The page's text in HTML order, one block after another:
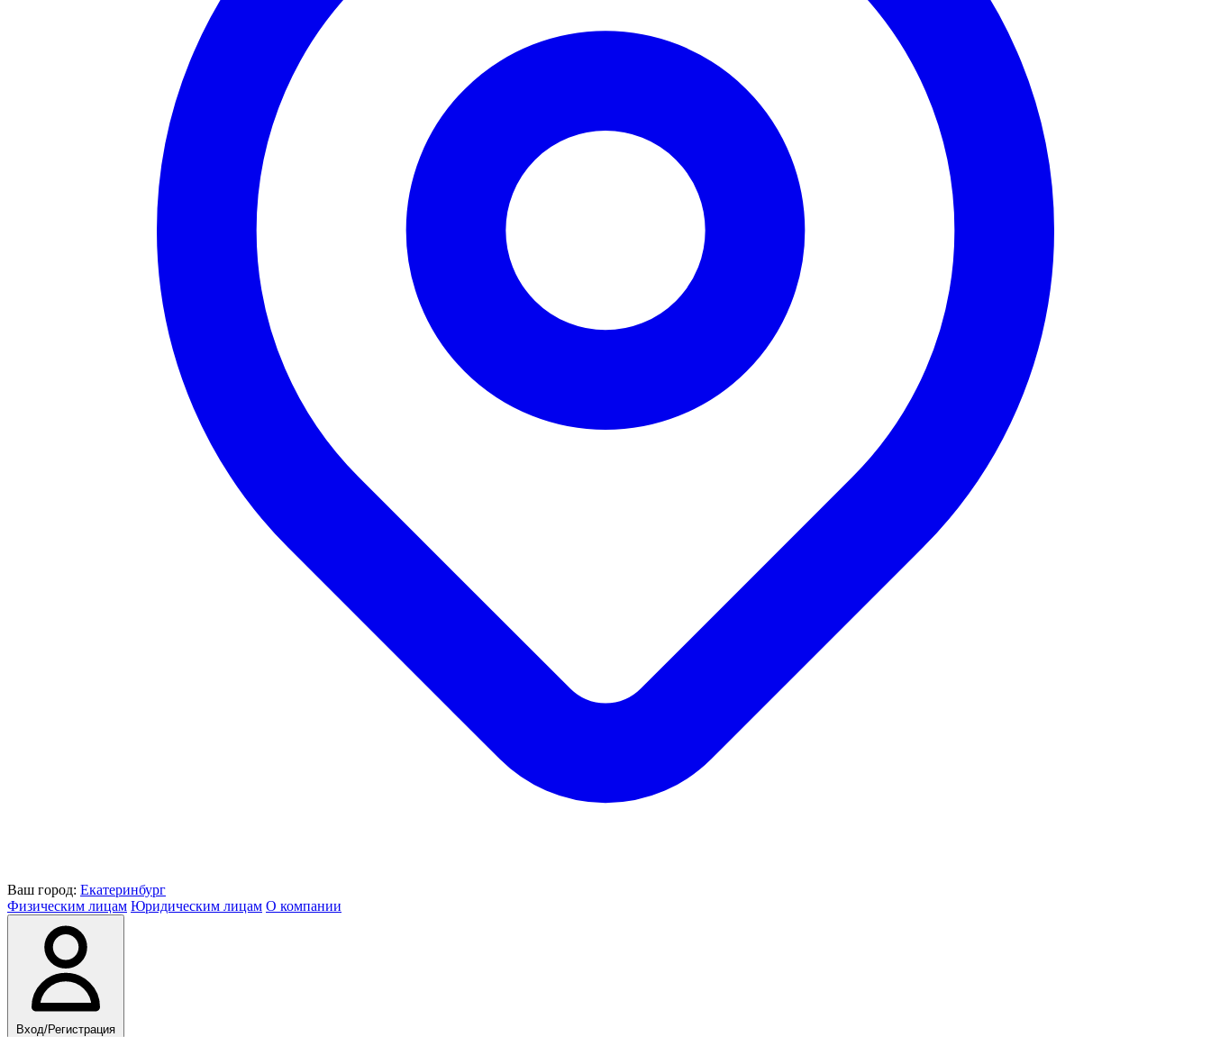
Ваш город: Екатеринбург
Физическим лицам Юридическим лицам О компании
Вход/Регистрация